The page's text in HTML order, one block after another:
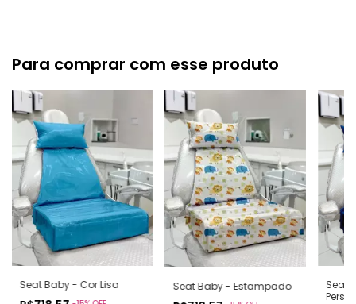
Para comprar com esse produto
Seat Baby - Cor Lisa Seat Baby - Estampado
Seat